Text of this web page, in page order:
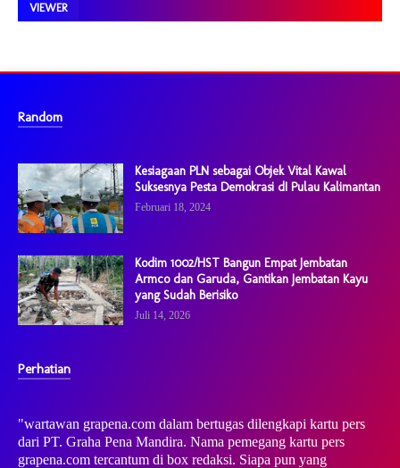
VIEWER
Random
Kesiagaan PLN sebagai Objek Vital Kawal
Suksesnya Pesta Demokrasi dI Pulau Kalimantan
Februari 18, 2024
Kodim 1002/HST Bangun Empat Jembatan
Armco dan Garuda, Gantikan Jembatan Kayu
yang Sudah Berisiko
Juli 14, 2026
Perhatian
"wartawan grapena.com dalam bertugas dilengkapi kartu pers
dari PT. Graha Pena Mandira. Nama pemegang kartu pers
grapena.com tercantum di box redaksi. Siapa pun yang